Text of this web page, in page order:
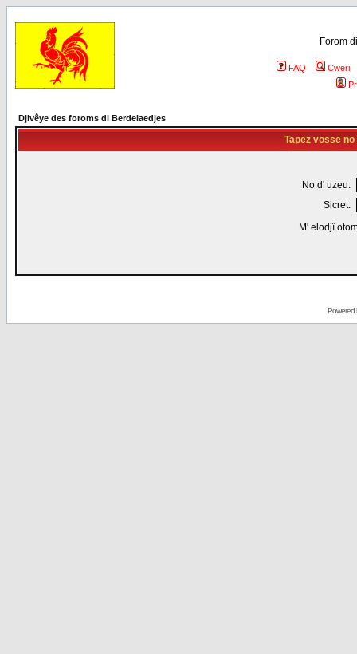
Forom
FAQ
Cweri
Djivêye des foroms di Berdelaedjes
Tapez vosse
No d' uzeu:
Sicret:
M' elodjî
Powered